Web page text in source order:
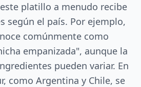
platillo a menudo recibe
según el país. Por ejemplo,
comúnmente como
empanizada", aunque la
pueden variar. En
como Argentina y Chile, se